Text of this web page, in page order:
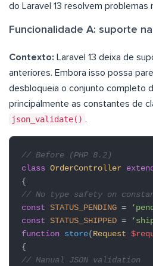
do Laravel 13 resolvem problemas
Funcionalidade A: suporte
Contexto: Laravel 13 deixa de
anteriores. Embora isso possa
desbloqueia o conjunto completo
principalmente as constantes de
json_validate() .
// Before (PHP 8.2)
class OrderController
{
// No type safety on
const STATUS_PENDING =
const STATUS_SHIPPED =
function store(Request
{
// Manual JSON validation